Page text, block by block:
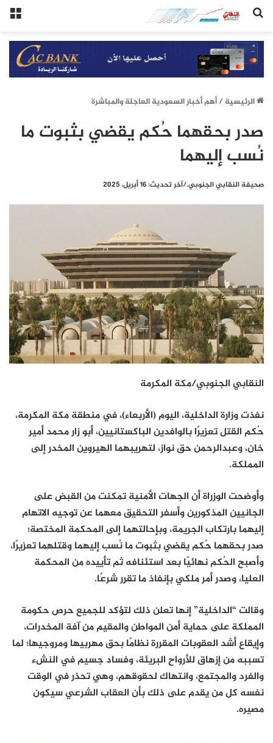
(النقابي الجنوبي:/خاص.)
الرئيسيِة/أهم أخبار السعودية العاجلة والمباشرة
صدر بحقهما حُكم يقضي بثبوت ما
نُسب إليهما
صحيفة النقابي الجنوبي./آخر تحديث: 16 أبريل، 2025
النقابي الجنوبي/مكة المكرمة
نفذت وزارة الداخلية، اليوم (الأربعاء)، في منطقة مكة المكرمة،
حُكم القتل تعزيرًا بالوافدين الباكستانيين، أبو زار محمد أمير
خان، وعبدالرحمن حق نواز، لتهريبهما الهيروين المخدر إلى
المملكة.
وأوضحت الوزراة أن الجهات الأمنية تمكنت من القبض على
الجانيين المذكورين وأسفر التحقيق معهما عن توجيه الاتهام
إليهما بارتكاب الجريمة، وبإحالتهما إلى المحكمة المختصة؛
صدر بحقهما حُكم يقضي بثبوت ما نُسب إليهما وقتلهما تعزيرًا،
وأصبح الحُكم نهائيًا بعد استئنافه ثم تأييده من المحكمة
العليا، وصدر أمر ملكي بإنفاذ ما تقرر شرعًا.
وقالت “الداخلية” إنها تعلن ذلك لتؤكد للجميع حرص حكومة
المملكة على حماية أمن المواطن والمقيم من آفة المخدرات،
وإيقاع أشد العقوبات المقررة نظامًا بحق مهربيها ومروجيها؛ لما
تسببه من إزهاق للأرواح البريئة، وفساد جسيم في النشء
والفرد والمجتمع، وانتهاك لحقوقهم، وهي تحذر في الوقت
نفسه كل من يقدم على ذلك بأن العقاب الشرعي سيكون
مصيره.